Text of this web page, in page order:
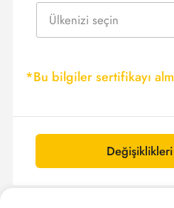
Bu bilgiler sertifikayı